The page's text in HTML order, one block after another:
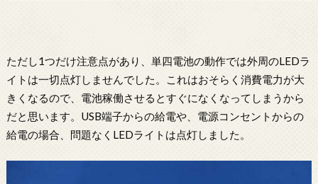
ただし1つだけ注意点があり、単四電池の動作では外周のLEDラ
イトは一切点灯しませんでした。これはおそらく消費電力が大
きくなるので、電池稼働させるとすぐになくなってしまうから
だと思います。USB端子からの給電や、電源コンセントからの
給電の場合、問題なくLEDライトは点灯しました。